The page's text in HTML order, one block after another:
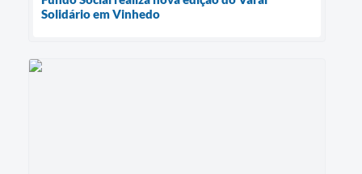
Solidário em Vinhedo